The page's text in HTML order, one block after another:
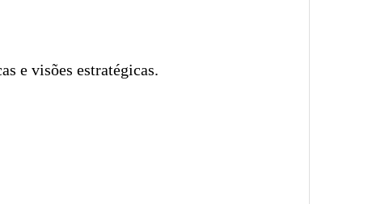
e visões estratégicas.